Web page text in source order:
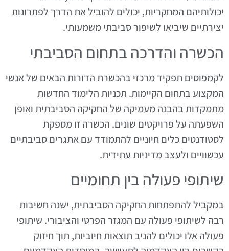
יכולותיהם המחקריות, יכולים להוביל את הדרך לפתרונות
יצירתיים שיביאו לשיפור סביבתי משמעותי.
הכשרה והדרכה בתחום הסביבתי
לקמפוסים תפקיד מרכזי בהכשרת הדורות הבאים של אנשי
המקצוע בתחום הקיימות. תכניות הלימוד החדשות
מתמקדות בהבנה מעמיקה של החקיקה הסביבתית ואופן
השפעתה על פרויקטים שונים. הכשרה זו מספקת
לסטודנטים כלים חיוניים להתמודד עם אתגרים סביבתיים
עכשוויים ולעצב מדיניות עתידית.
שיתופי פעולה בין תחומיים
במקביל להתפתחות החקיקה הסביבתית, ישנה חשיבות
רבה לשיתופי פעולה עם המגזר הפרטי והציבורי. שיתופי
פעולה אלו יכולים להניב תוצאות חיוביות, תוך חיזוק